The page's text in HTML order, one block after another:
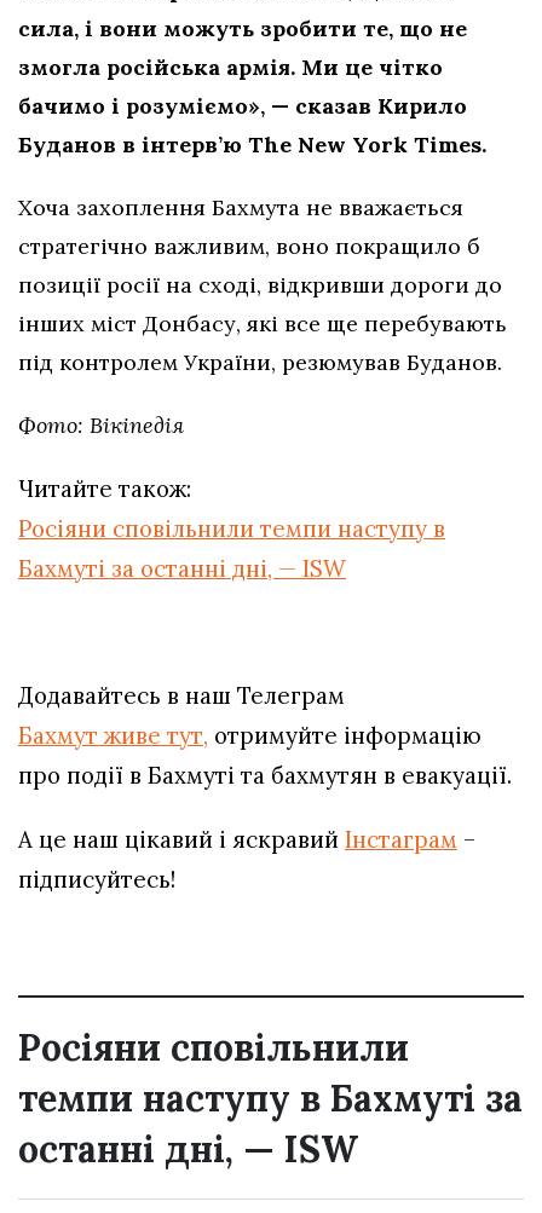
сила, і вони можуть зробити те, що не
змогла російська армія. Ми це чітко
бачимо і розуміємо», — сказав Кирило
Буданов в інтерв’ю The New York Times.
Хоча захоплення Бахмута не вважається
стратегічно важливим, воно покращило б
позиції росії на сході, відкривши дороги до
інших міст Донбасу, які все ще перебувають
під контролем України, резюмував Буданов.
Фото: Вікіпедія
Читайте також:
Росіяни сповільнили темпи наступу в
Бахмуті за останні дні, — ISW
Додавайтесь в наш Телеграм
Бахмут живе тут, отримуйте інформацію
про події в Бахмуті та бахмутян в евакуації.
А це наш цікавий і яскравий Інстаграм –
підписуйтесь!
Росіяни сповільнили
темпи наступу в Бахмуті за
останні дні, — ISW